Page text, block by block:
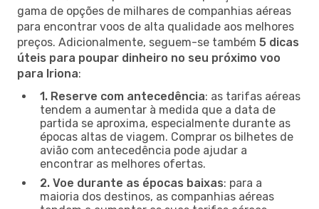
gama de opções de milhares de companhias aéreas
para encontrar voos de alta qualidade aos melhores
preços. Adicionalmente, seguem-se também 5 dicas
úteis para poupar dinheiro no seu próximo voo
para Iriona:
1. Reserve com antecedência: as tarifas aéreas
tendem a aumentar à medida que a data de
partida se aproxima, especialmente durante as
épocas altas de viagem. Comprar os bilhetes de
avião com antecedência pode ajudar a
encontrar as melhores ofertas.
2. Voe durante as épocas baixas: para a
maioria dos destinos, as companhias aéreas